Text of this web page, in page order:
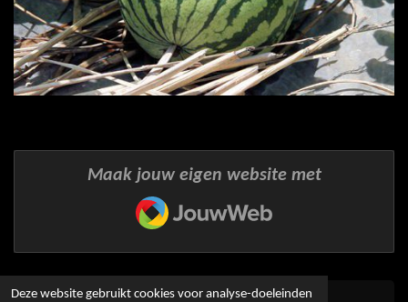
Deze website gebruikt cookies voor analyse-doeleinden
Maak jouw eigen website met
JouwWeb